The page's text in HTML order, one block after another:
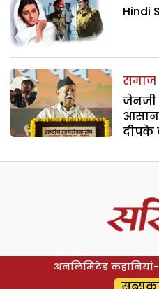
Hindi
समाज
जेनजी
आसान
दीपके
अनलिमिटेड